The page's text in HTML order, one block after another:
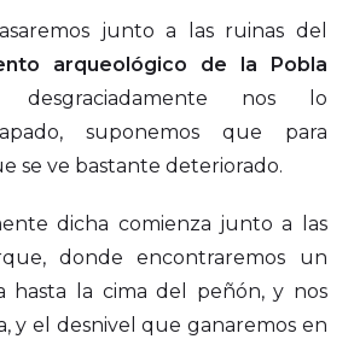
junto a las ruinas del
arqueológico de la Pobla
nos lo
suponemos que para
se ve bastante deteriorado.
dicha comienza junto a las
donde encontraremos un
hasta la cima del peñón, y nos
y el desnivel que ganaremos en